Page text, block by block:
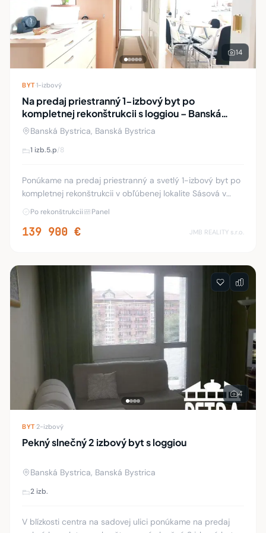
14
BYT·1-izbový
Na predaj priestranný 1-izbový byt po
kompletnej rekonštrukcii s loggiou – Banská
Bystrica, Sásová
Banská Bystrica, Banská Bystrica
1 izb.5.p/8
Ponúkame na predaj priestranný a svetlý 1-izbový byt po
kompletnej rekonštrukcii v obľúbenej lokalite Sásová v
Banskej Bystrici. Byt má výmeru 37,99 m² a nachádza sa
Po rekonštrukcii Panel
139 900 € JMB REALITY s.r.o.
4
BYT· 2-izbový
Pekný slnečný 2 izbový byt s loggiou
Banská Bystrica, Banská Bystrica
2 izb.
V blízkosti centra na sadovej ulici ponúkame na predaj